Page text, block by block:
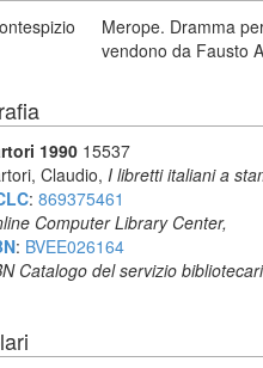
Merope. Dramma
vendono da Fausto
1990 15537
Claudio, I libretti italiani a
: 869375461
Computer Library Center,
: BVEE026164
Catalogo del servizio